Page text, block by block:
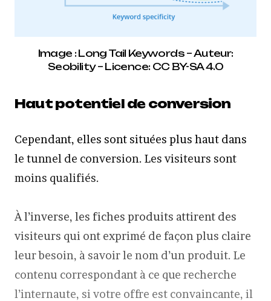
Image : Long Tail Keywords – Auteur:
Seobility – Licence: CC BY-SA 4.0
Haut potentiel de conversion
Cependant, elles sont situées plus haut dans
le tunnel de conversion. Les visiteurs sont
moins qualifiés.
À l’inverse, les fiches produits attirent des
visiteurs qui ont exprimé de façon plus claire
leur besoin, à savoir le nom d’un produit. Le
contenu correspondant à ce que recherche
l’internaute, si votre offre est convaincante, il